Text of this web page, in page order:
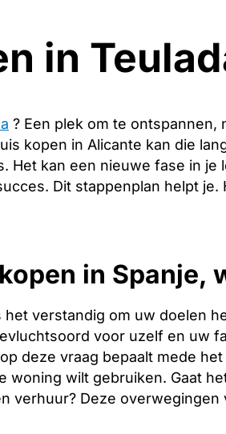
in
? Een plek om te
kopen in Alicante kan die
Het kan een nieuwe fase in je
Dit stappenplan helpt je.
in Spanje,
verstandig om uw doelen
voor uzelf en uw
deze vraag bepaalt mede
woning wilt gebruiken. Gaat
verhuur? Deze